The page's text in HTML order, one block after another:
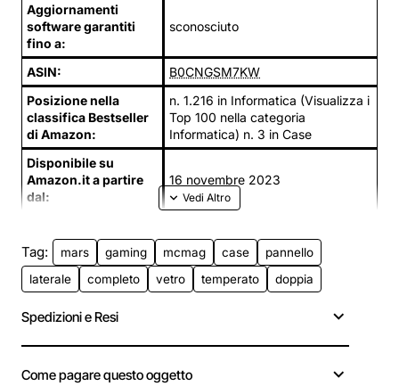
Aggiornamenti
software garantiti
fino a:
sconosciuto
ASIN:
B0CNGSM7KW
Posizione nella
classifica Bestseller
di Amazon:
n. 1.216 in Informatica (Visualizza i
Top 100 nella categoria
Informatica) n. 3 in Case
Disponibile su
Amazon.it a partire
dal:
16 novembre 2023
Tag: mars gaming mcmag case
pannello
laterale
completo vetro temperato doppia
Spedizioni e Resi
Come pagare questo oggetto